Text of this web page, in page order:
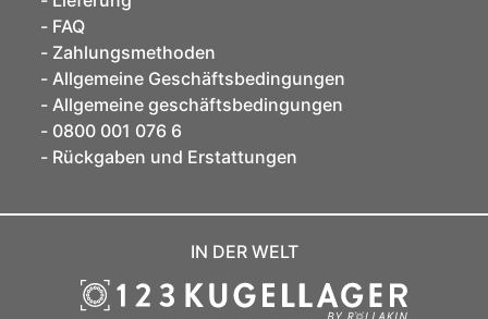
FAQ
Zahlungsmethoden
Allgemeine Geschäftsbedingungen
Allgemeine geschäftsbedingungen
0800 001 076 6
Rückgaben und Erstattungen
IN DER WELT